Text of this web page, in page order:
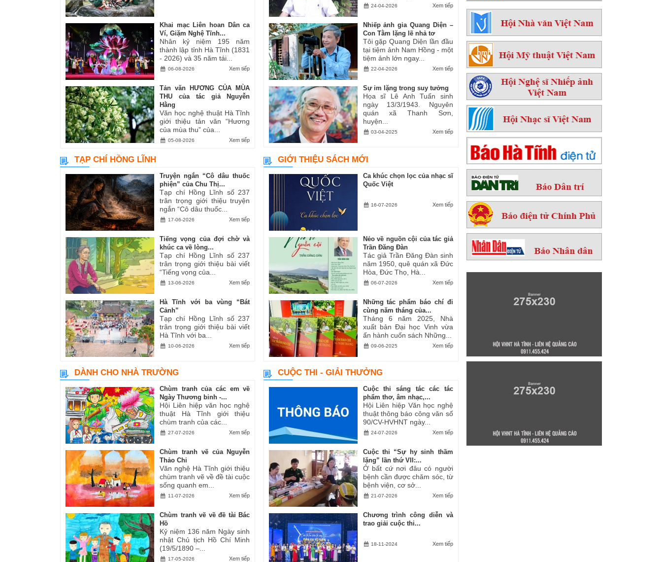
Khai mạc Liên hoan Dân ca
Ví, Giặm Nghệ Tĩnh...
Nhân kỷ niệm 195 năm
thành lập tỉnh Hà Tĩnh (1831
- 2026) và 35 năm tái...
Xem tiếp
06-08-2026
Tản văn HƯƠNG CỦA MÙA
THU của tác giả Nguyễn
Hằng
Văn học nghệ thuật Hà Tĩnh
giới thiệu tản văn “Hương
của mùa thu” của...
Xem tiếp
05-08-2026
Xem tiếp
24-04-2026
Nhiếp ảnh gia Quang Diện –
Con Tằm lặng lẽ nhả tơ
Tôi gặp Quang Diện lần đầu
tại tiệm ảnh Nam Hồng - một
tiệm ảnh lớn ngay...
Xem tiếp
22-04-2026
Sự im lặng trong suy tưởng
Họa sĩ Lê Anh Tuấn sinh
ngày 13/3/1943. Nguyên
quán xã Thanh Sơn,
huyện...
Xem tiếp
03-04-2025
TẠP CHÍ HỒNG LĨNH
Truyện ngắn “Cô dâu thuốc
phiện” của Chu Thị...
Tạp chí Hồng Lĩnh số 237
trân trọng giới thiệu truyện
ngắn “Cô dâu thuốc...
Xem tiếp
17-06-2026
Tiếng vọng của đợi chờ và
khúc ca về lòng...
Tạp chí Hồng Lĩnh số 237
trân trọng giới thiệu bài viết
“Tiếng vọng của...
Xem tiếp
13-06-2026
Hà Tĩnh với ba vùng “Bát
Cảnh”
Tạp chí Hồng Lĩnh số 237
trân trọng giới thiệu bài viết
Hà Tĩnh với ba...
Xem tiếp
10-06-2026
GIỚI THIỆU SÁCH MỚI
Ca khúc chọn lọc của nhạc sĩ
Quốc Việt
Xem tiếp
16-07-2026
Nẻo về nguồn cội của tác giả
Trần Đăng Đàn
Tác giả Trần Đăng Đàn sinh
năm 1950, quê quán xã Đức
Hòa, Đức Thọ, Hà...
Xem tiếp
06-07-2026
Những tác phẩm báo chí đi
cùng năm tháng của...
Tháng 6 năm 2025, Nhà
xuất bản Đại học Vinh vừa
ấn hành cuốn sách Những...
Xem tiếp
09-06-2025
DÀNH CHO NHÀ TRƯỜNG
Chùm tranh của các em về
Ngày Thương binh -...
Hội Liên hiệp văn học nghệ
thuật Hà Tĩnh giới thiệu
chùm tranh của các...
Xem tiếp
27-07-2026
Chùm tranh vẽ của Nguyễn
Thảo Chi
Văn nghệ Hà Tĩnh giới thiệu
chùm tranh vẽ về đề tài cuộc
sống quanh em...
Xem tiếp
11-07-2026
Chùm tranh vẽ về đề tài Bác
Hồ
Kỷ niệm 136 năm Ngày sinh
nhật Chủ tịch Hồ Chí Minh
(19/5/1890 –...
Xem tiếp
17-05-2026
CUỘC THI - GIẢI THƯỞNG
Cuộc thi sáng tác các tác
phẩm thơ, âm nhạc,...
Hội Liên hiệp Văn học nghệ
thuật thông báo công văn số
90/CV-HVHNT ngày...
Xem tiếp
24-07-2026
Cuộc thi “Sự hy sinh thầm
lặng” lần thứ VII:...
Ở bất cứ nơi đâu có người
bệnh cần được chăm sóc, từ
bệnh viện, cơ sở...
Xem tiếp
21-07-2026
Chương trình công diễn và
trao giải cuộc thi...
Xem tiếp
18-11-2024